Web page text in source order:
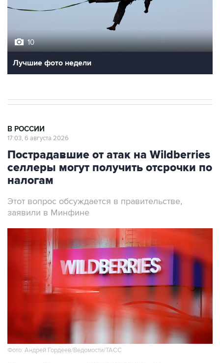
10
Лучшие фото недели
В РОССИИ
17:03, 6 августа 2026
Пострадавшие от атак на Wildberries
селлеры могут получить отсрочки по
налогам
Этот вопрос обсуждается в правительстве,
заявили в Минфине
Фото: Андрей Гордеев/Ведомости/ТАСС